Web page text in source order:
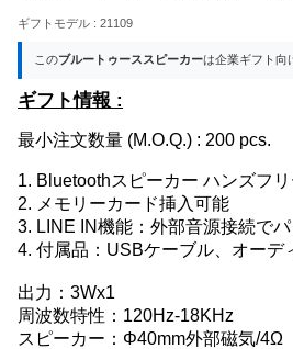
ギフトモデル : 21109
このブルートゥーススピーカーは企業ギフト向
ギフト情報 :
最小注文数量 (M.O.Q.) : 200 pcs.
1. Bluetoothスピーカー ハンズフ
2. メモリーカード挿入可能
3. LINE IN機能：外部音源接続で
4. 付属品：USBケーブル、オーデ
出力：3Wx1
周波数特性：120Hz-18KHz
スピーカー：Φ40mm外部磁気/4Ω